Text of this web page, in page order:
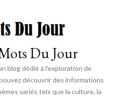
Du Jour
blog dédié à l'exploration de
découvrir des informations
variés tels que la culture, la